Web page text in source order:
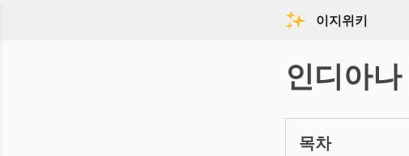
이지위키
인디아
목차